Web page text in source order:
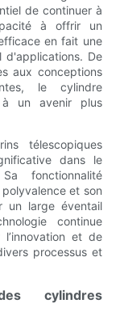
de continuer à
à offrir un
en fait une
d'applications. De
aux conceptions
le cylindre
à un avenir plus
télescopiques
dans le
fonctionnalité
et son
un large éventail
continue
et de
processus et
cylindres